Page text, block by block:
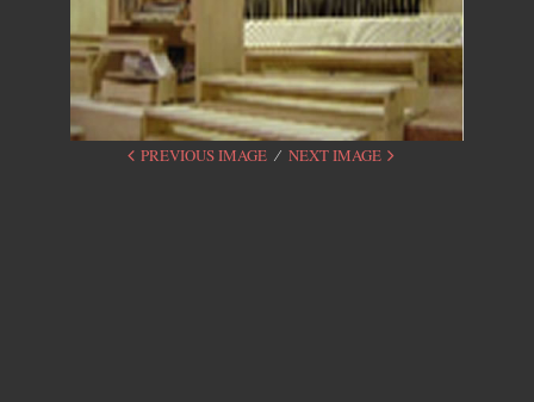
PREVIOUS IMAGE NEXT IMAGE